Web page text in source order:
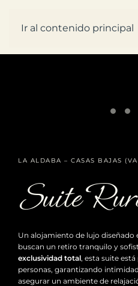
Ir al contenido principal
LA ALDABA – CASAS BAJAS
Suite
Un alojamiento de lujo diseñado
buscan un retiro tranquilo y
exclusividad total, esta suite
personas, garantizando
asegurar un ambiente de